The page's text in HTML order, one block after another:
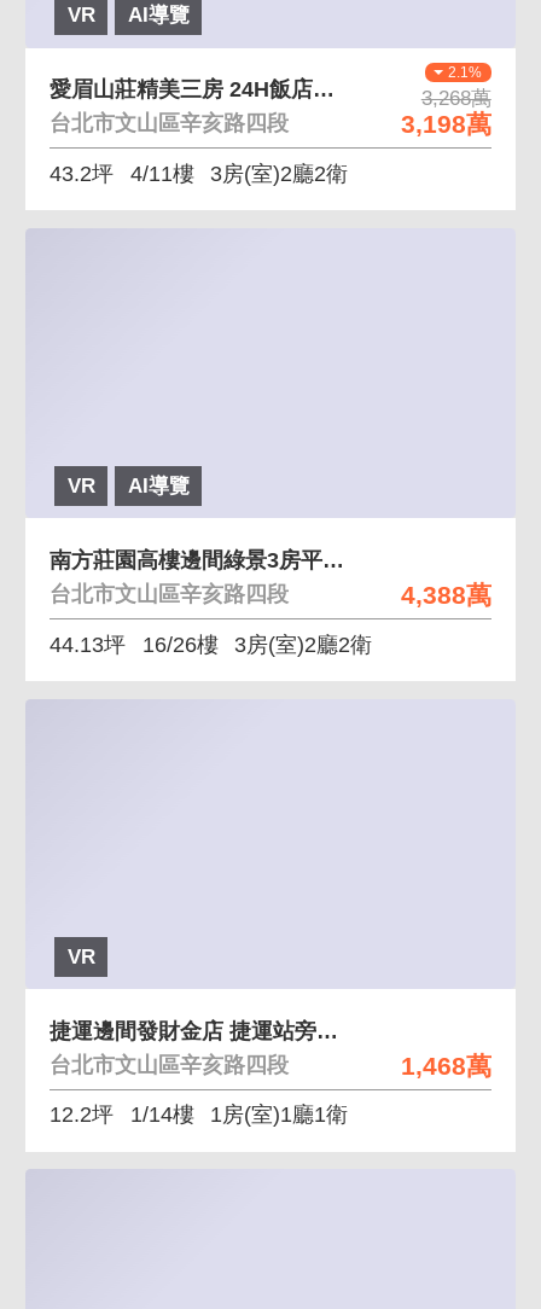
VR AI導覽
2.1%
3,268萬
3,198萬
愛眉山莊精美三房 24H飯店式管理，公設齊全
台北市文山區辛亥路四段
43.2坪 4/11樓 3房(室)2廳2衛
VR AI導覽
4,388萬
南方莊園高樓邊間綠景3房平面車位 高樓層綠茵景觀近
台北市文山區辛亥路四段
44.13坪 16/26樓 3房(室)2廳2衛
VR
1,468萬
捷運邊間發財金店 捷運站旁稀有邊間金店,招牌醒目
台北市文山區辛亥路四段
12.2坪 1/14樓 1房(室)1廳1衛